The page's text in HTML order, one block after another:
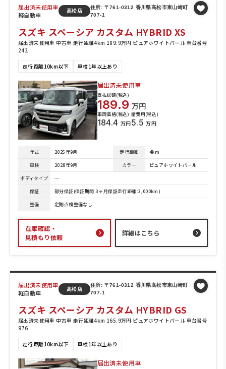
届出済未使用車
軽自動車
高松店
住所: 〒761-0312 香川県高松市東山崎町
707-1
スズキ スペーシア カスタム HYBRID XS
届出済未使用車 中古車 走行距離4km 189.9万円 ピュアホワイトパール 車台番号
242
走行距離10km以下 車検1年以上あり
届出済未使用車
支払総額(税込)
189.9 万円
車両価格(税込)
184.4 万円
諸費用(税込)
5.5 万円
年式 2025年9月 走行距離
4km
車検
2028年9月 カラー
ピュアホワイトパール
ボディタイプ
─
保証
部分保証(保証期間:3ヶ月保証走行距離:3,000km)
整備
定期点検整備なし
在庫確認・
見積もり依頼
詳細はこちら
届出済未使用車
軽自動車
高松店
住所: 〒761-0312 香川県高松市東山崎町
707-1
スズキ スペーシア カスタム HYBRID GS
届出済未使用車 中古車 走行距離4km 165.9万円 ピュアホワイトパール 車台番号
976
走行距離10km以下 車検1年以上あり
届出済未使用車